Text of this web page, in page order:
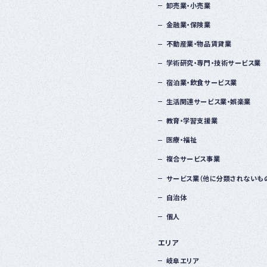
卸売業・小売業
金融業・保険業
不動産業・物品賃貸業
学術研究・専門・技術サービス業
宿泊業・飲食サービス業
生活関連サービス業・娯楽業
教育・学習支援業
医療・福祉
複合サービス事業
サービス業（他に分類されないも
自治体
個人
エリア
岐阜エリア